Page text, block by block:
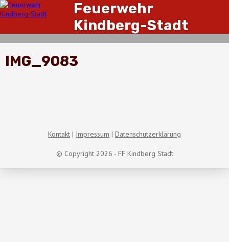
Feuerwehr
Kindberg-Stadt
IMG_9083
© Copyright 2026 - FF Kindberg Stadt
Kontakt Impressum Datenschutzerklärung